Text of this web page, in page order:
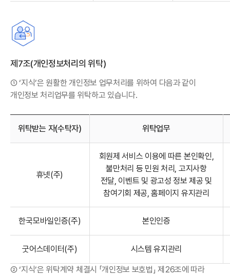
제7조(개인정보처리의 위탁)
① ‘지식’은 원활한 개인정보 업무처리를 위하여 다음과 같이
개인정보 처리업무를 위탁하고 있습니다.
위탁받는 자(수탁자) 위탁업무
휴넷(주)
회원제 서비스 이용에 따른 본인확인,
불만처리 등 민원 처리, 고지사항
전달, 이벤트 및 광고성 정보 제공 및
참여기회 제공,홈페이지 유지관리
한국모바일인증(주) 본인인증
굿어스데이터(주) 시스템 유지관리
② ‘지식’은 위탁계약 체결시 「개인정보 보호법」 제26조에 따라